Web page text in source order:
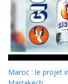
Maroc : le projet